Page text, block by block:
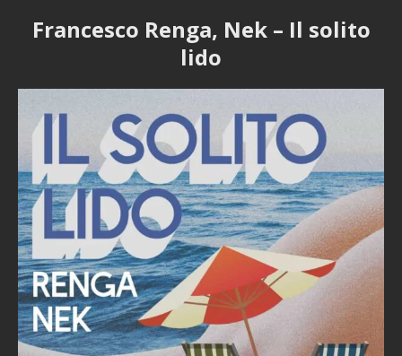
Francesco Renga, Nek – Il solito
lido